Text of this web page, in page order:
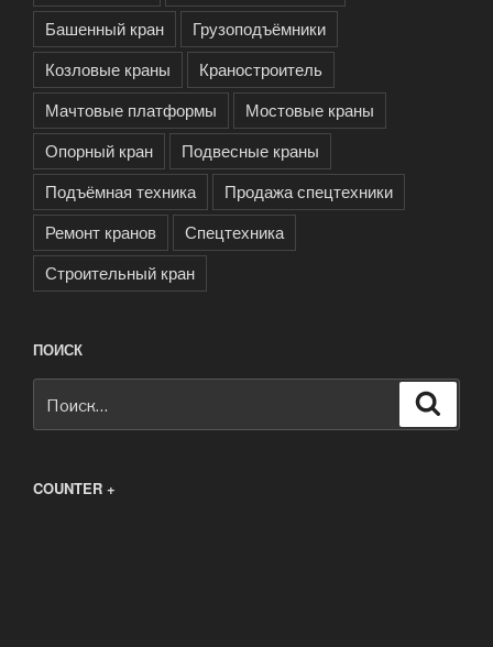
Башенный кран
Грузоподъёмники
Козловые краны
Краностроитель
Мачтовые платформы
Мостовые краны
Опорный кран
Подвесные краны
Подъёмная техника
Продажа спецтехники
Ремонт кранов
Спецтехника
Строительный кран
ПОИСК
COUNTER +